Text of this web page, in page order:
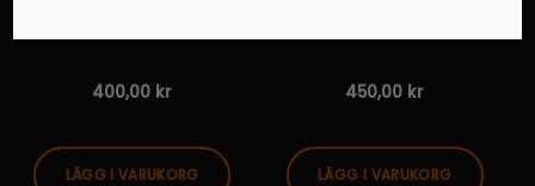
400,00 kr
LÄGG I VARUKORG
450,00 kr
LÄGG I VARUKORG